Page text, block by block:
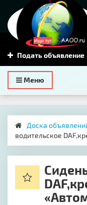
Подать объявление
Toggle
navigation
Меню
Доска
водительское